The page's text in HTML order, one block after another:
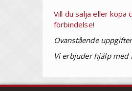
Vill du sälja eller köpa
förbindelse!
Ovanstående
Vi erbjuder hjälp med